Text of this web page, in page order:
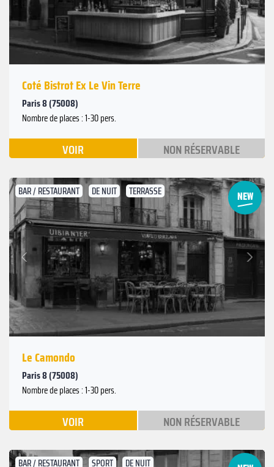
Coté Bistrot Ex Le Vin Terre
Paris 8 (75008)
Nombre de places : 1-30 pers.
VOIR NON RÉSERVABLE
BAR / RESTAURANT DE NUIT TERRASSE
Précédent
Suivant
Le Camondo
Paris 8 (75008)
Nombre de places : 1-30 pers.
VOIR NON RÉSERVABLE
BAR / RESTAURANT SPORT DE NUIT